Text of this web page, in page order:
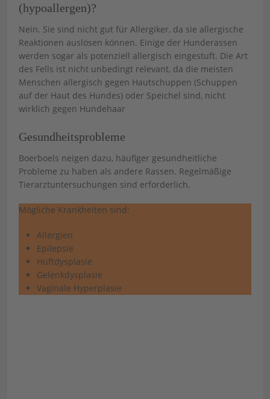
(hypoallergen)?
Nein. Sie sind nicht gut für Allergiker, da sie allergische
Reaktionen auslösen können. Einige der Hunderassen
werden sogar als potenziell allergisch eingestuft. Die Art
des Fells ist nicht unbedingt relevant, da die meisten
Menschen allergisch gegen Hautschuppen (Schuppen
auf der Haut des Hundes) oder Speichel sind, nicht
wirklich gegen Hundehaar
Gesundheitsprobleme
Boerboels neigen dazu, häufiger gesundheitliche
Probleme zu haben als andere Rassen. Regelmäßige
Tierarztuntersuchungen sind erforderlich.
Mögliche Krankheiten sind:
Allergien
Epilepsie
Hüftdysplasie
Gelenkdysplasie
Vaginale Hyperplasie